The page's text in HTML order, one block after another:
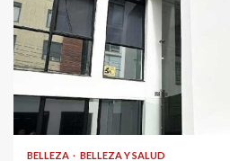
BELLEZA BELLEZA Y SALUD